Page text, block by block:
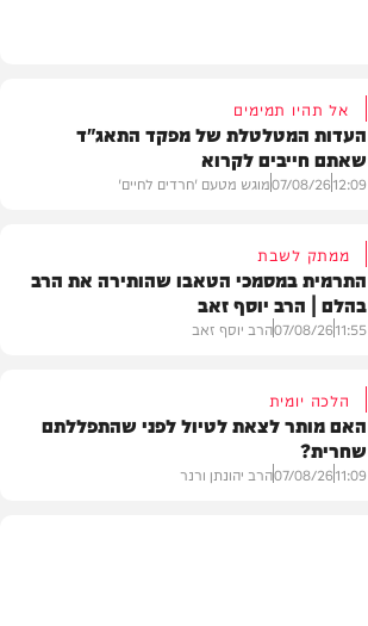
אל תהיו תמימים
העדות המטלטלת של מפקד התאג"ד
שאתם חייבים לקרוא
12:09
07/08/26מוגש מטעם 'חרדים לחיים'
ממתק לשבת
התרמית במסמכי הטאבו שהותירה את הרב
בהלם | הרב יוסף זאב
11:55
07/08/26הרב יוסף זאב
הלכה יומית
האם מותר לצאת לטיול לפני שהתפללתם
שחרית?
11:09
07/08/26הרב יהונתן ורנר